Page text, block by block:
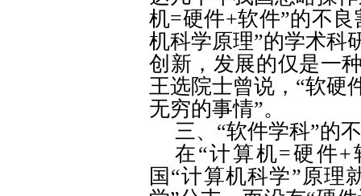
机=硬件+软件”的不
机科学原理”的学术科
创新，发展的仅是一
王选院士曾说，“软硬
无穷的事情”。
三、“软件学科”的
在“计算机=硬件+
国“计算机科学”原理